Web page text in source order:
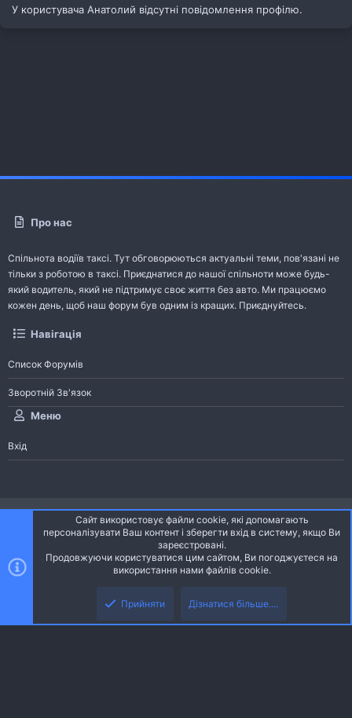
У користувача Анатолий відсутні повідомлення профілю.
Про нас
Спільнота водіїв таксі. Тут обговорюються актуальні теми, пов'язані не
тільки з роботою в таксі. Приєднатися до нашої спільноти може будь-
який водитель, який не підтримує своє життя без авто. Ми працюємо
кожен день, щоб наш форум був одним із кращих. Приєднуйтесь.
Навігація
Список Форумів
Зворотній Зв'язок
Меню
Вхід
Ніч
Українська (UA)
S
Community platform by XenForo® © 2010-2026 XenForo Ltd.
Community platform by XenForo © 2010-2022 XenForo Ltd. | dev: Pages
Сайт використовує файли cookie, які допомагають
персоналізувати Ваш контент і зберегти вхід в систему, якщо Ви
зареєстровані.
Продовжуючи користуватися цим сайтом, Ви погоджуєтеся на
використання нами файлів cookie.
Прийняти Дізнатися більше....